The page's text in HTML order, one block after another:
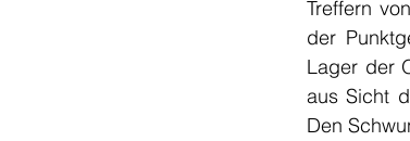
Treffern von
der
Lager der
aus Sicht
Den